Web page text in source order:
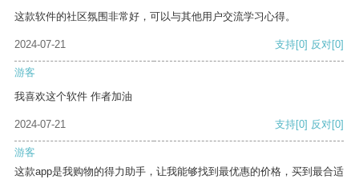
这款软件的社区氛围非常好，可以与其他用户交流学习心得。
2024-07-21 支持[0] 反对[0]
游客
我喜欢这个软件 作者加油
2024-07-21 支持[0] 反对[0]
游客
这款app是我购物的得力助手，让我能够找到最优惠的价格，买到最合适